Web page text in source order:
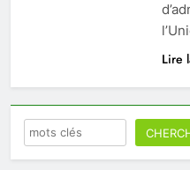
Lire
Rechercher